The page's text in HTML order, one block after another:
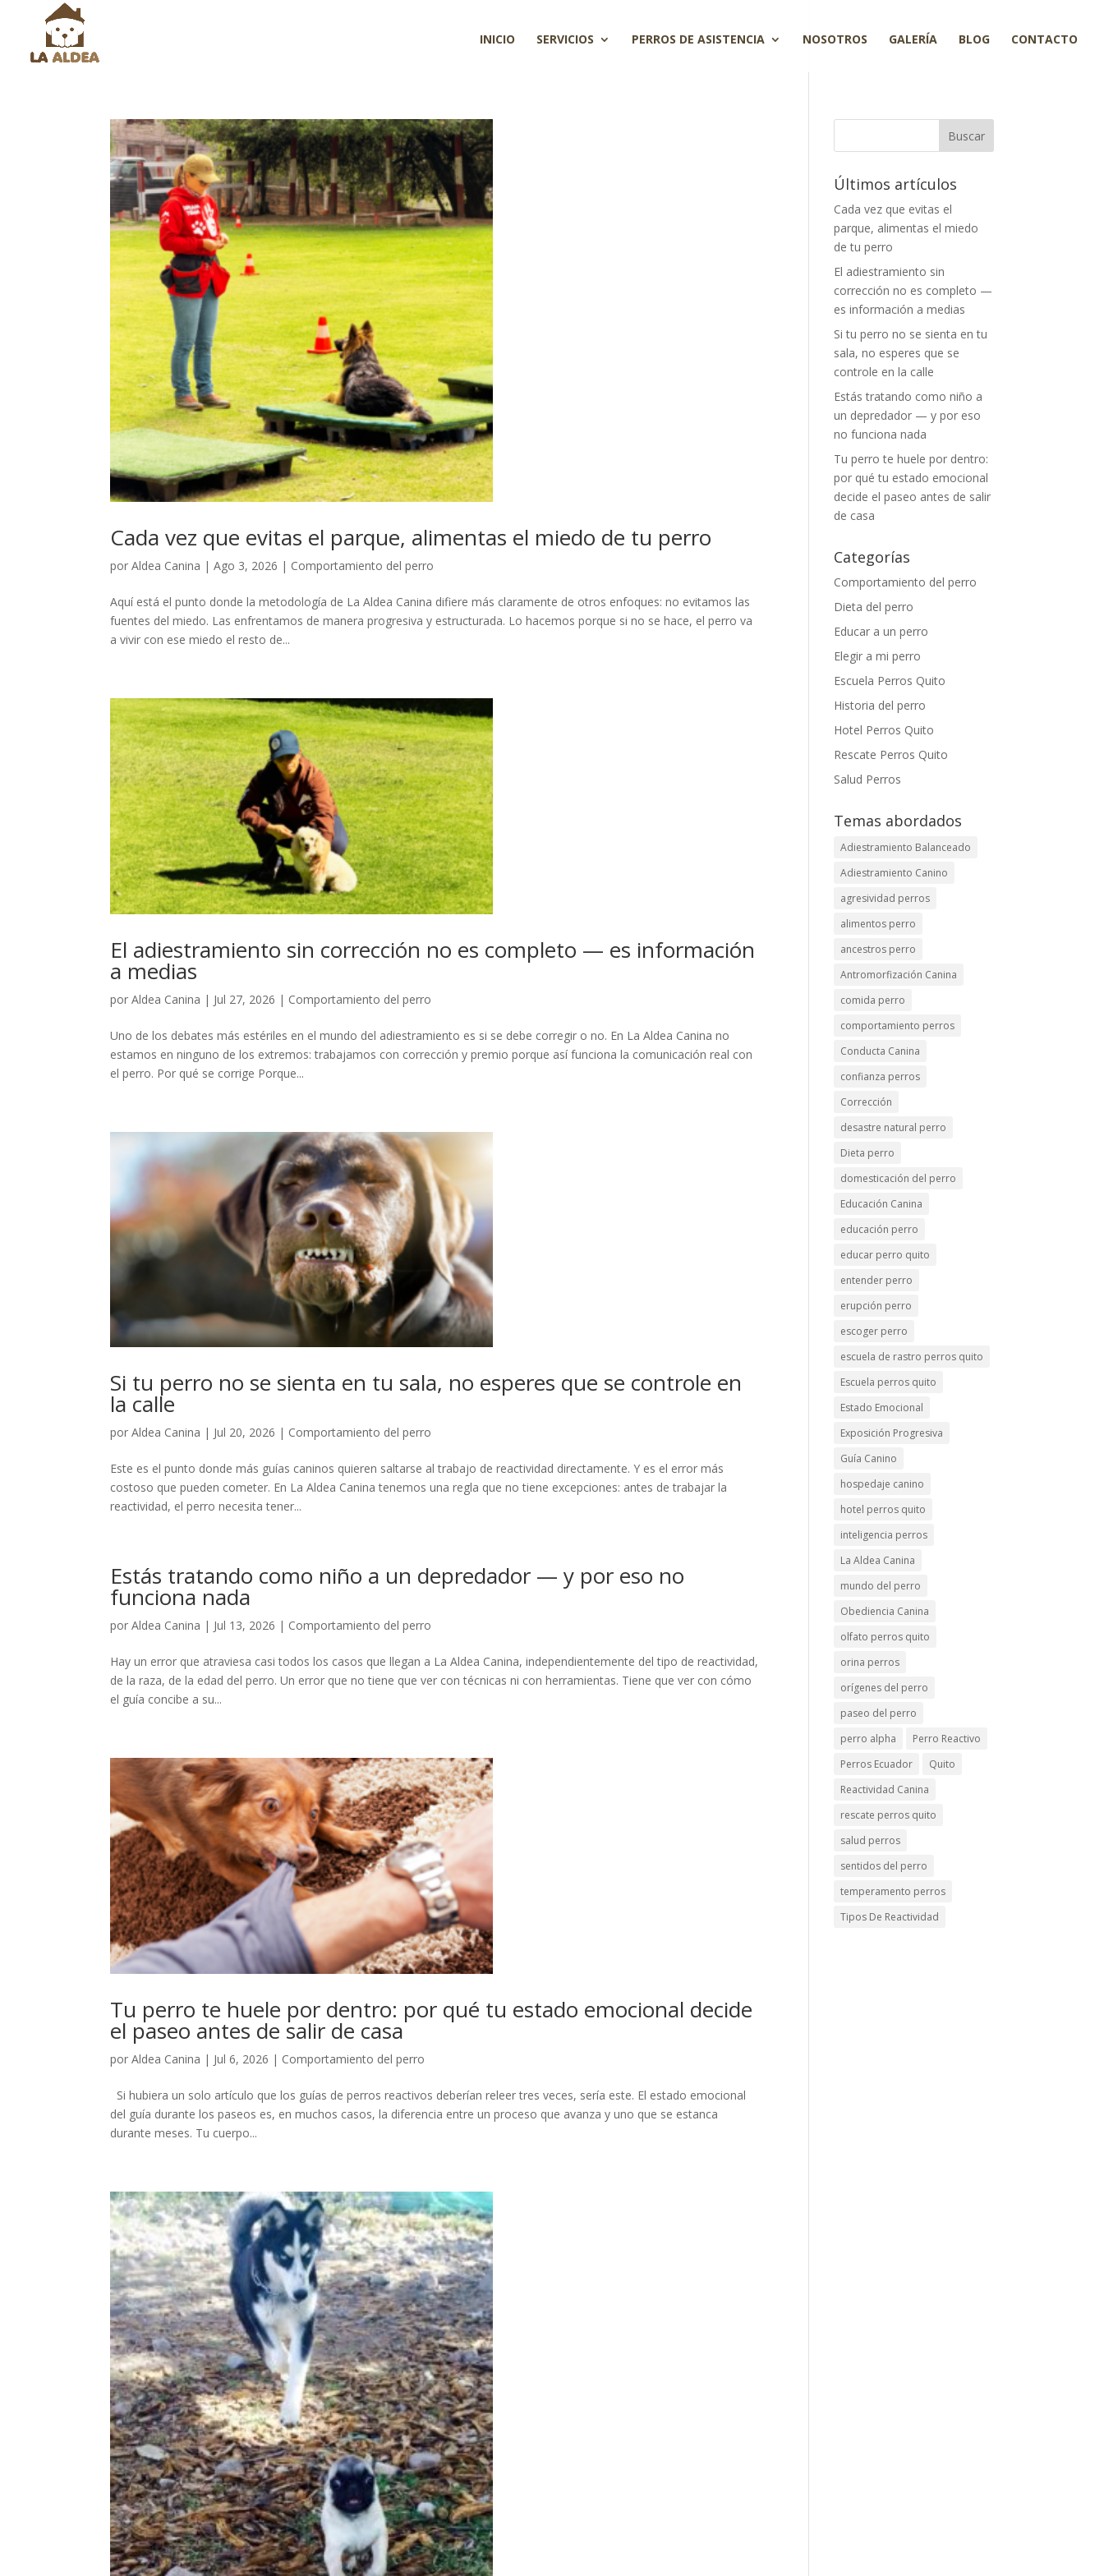
INICIO SERVICIOS PERROS DE ASISTENCIA NOSOTROS GALERÍA BLOG CONTACTO
Cada vez que evitas el parque, alimentas el miedo de tu perro
porAldea Canina |Ago 3, 2026 | Comportamiento del perro
Aquí está el punto donde la metodología de La Aldea Canina difiere más claramente de otros enfoques: no evitamos las
fuentes del miedo. Las enfrentamos de manera progresiva y estructurada. Lo hacemos porque si no se hace, el perro va
a vivir con ese miedo el resto de...
El adiestramiento sin corrección no es completo — es información
a medias
porAldea Canina | Jul 27, 2026 | Comportamiento del perro
Uno de los debates más estériles en el mundo del adiestramiento es si se debe corregir o no. En La Aldea Canina no
estamos en ninguno de los extremos: trabajamos con corrección y premio porque así funciona la comunicación real con
el perro. Por qué se corrige Porque...
Si tu perro no se sienta en tu sala, no esperes que se controle en
la calle
porAldea Canina | Jul 20, 2026 | Comportamiento del perro
Este es el punto donde más guías caninos quieren saltarse al trabajo de reactividad directamente. Y es el error más
costoso que pueden cometer. En La Aldea Canina tenemos una regla que no tiene excepciones: antes de trabajar la
reactividad, el perro necesita tener...
Estás tratando como niño a un depredador — y por eso no
funciona nada
porAldea Canina | Jul 13, 2026 | Comportamiento del perro
Hay un error que atraviesa casi todos los casos que llegan a La Aldea Canina, independientemente del tipo de reactividad,
de la raza, de la edad del perro. Un error que no tiene que ver con técnicas ni con herramientas. Tiene que ver con cómo
el guía concibe a su...
Tu perro te huele por dentro: por qué tu estado emocional decide
el paseo antes de salir de casa
porAldea Canina | Jul 6, 2026 | Comportamiento del perro
Si hubiera un solo artículo que los guías de perros reactivos deberían releer tres veces, sería este. El estado emocional
del guía durante los paseos es, en muchos casos, la diferencia entre un proceso que avanza y uno que se estanca
durante meses. Tu cuerpo...
Últimos artículos
Cada vez que evitas el
parque, alimentas el miedo
de tu perro
El adiestramiento sin
corrección no es completo —
es información a medias
Si tu perro no se sienta en tu
sala, no esperes que se
controle en la calle
Estás tratando como niño a
un depredador — y por eso
no funciona nada
Tu perro te huele por dentro:
por qué tu estado emocional
decide el paseo antes de salir
de casa
Categorías
Comportamiento del perro
Dieta del perro
Educar a un perro
Elegir a mi perro
Escuela Perros Quito
Historia del perro
Hotel Perros Quito
Rescate Perros Quito
Salud Perros
Temas abordados
Adiestramiento Balanceado
Adiestramiento Canino
agresividad perros
alimentos perro
ancestros perro
Antromorfización Canina
comida perro
comportamiento perros
Conducta Canina
confianza perros
Corrección
desastre natural perro
Dieta perro
domesticación del perro
Educación Canina
educación perro
educar perro quito
entender perro
erupción perro
escoger perro
escuela de rastro perros quito
Escuela perros quito
Estado Emocional
Exposición Progresiva
Guía Canino
hospedaje canino
hotel perros quito
inteligencia perros
La Aldea Canina
mundo del perro
Obediencia Canina
olfato perros quito
orina perros
orígenes del perro
paseo del perro
perro alpha
Perro Reactivo
Perros Ecuador
Quito
Reactividad Canina
rescate perros quito
salud perros
sentidos del perro
temperamento perros
Tipos De Reactividad